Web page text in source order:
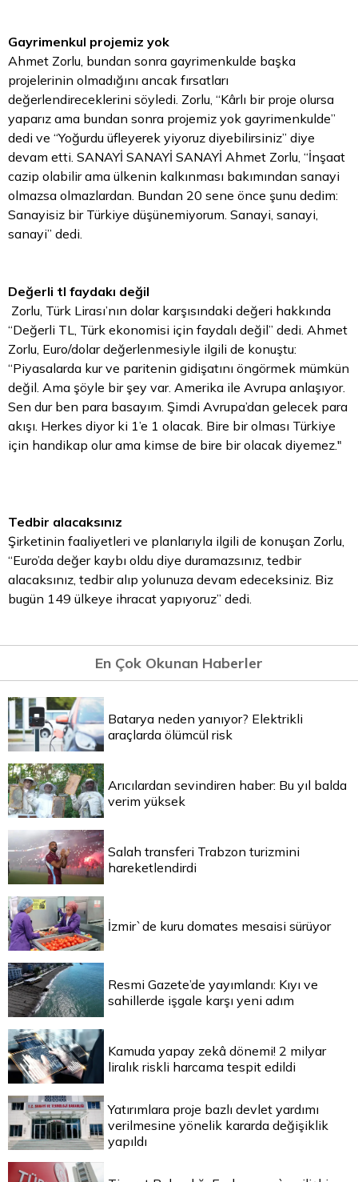
Gayrimenkul projemiz yok
Ahmet Zorlu, bundan sonra gayrimenkulde başka
projelerinin olmadığını ancak fırsatları
değerlendireceklerini söyledi. Zorlu, “Kârlı bir proje olursa
yaparız ama bundan sonra projemiz yok gayrimenkulde”
dedi ve “Yoğurdu üfleyerek yiyoruz diyebilirsiniz” diye
devam etti. SANAYİ SANAYİ SANAYİ Ahmet Zorlu, “İnşaat
cazip olabilir ama ülkenin kalkınması bakımından sanayi
olmazsa olmazlardan. Bundan 20 sene önce şunu dedim:
Sanayisiz bir Türkiye düşünemiyorum. Sanayi, sanayi,
sanayi” dedi.
Değerli tl faydakı değil
Zorlu, Türk Lirası’nın dolar karşısındaki değeri hakkında
“Değerli TL, Türk ekonomisi için faydalı değil” dedi. Ahmet
Zorlu, Euro/dolar değerlenmesiyle ilgili de konuştu:
“Piyasalarda kur ve paritenin gidişatını öngörmek mümkün
değil. Ama şöyle bir şey var. Amerika ile Avrupa anlaşıyor.
Sen dur ben para basayım. Şimdi Avrupa’dan gelecek para
akışı. Herkes diyor ki 1’e 1 olacak. Bire bir olması Türkiye
için handikap olur ama kimse de bire bir olacak diyemez."
Tedbir alacaksınız
Şirketinin faaliyetleri ve planlarıyla ilgili de konuşan Zorlu,
“Euro’da değer kaybı oldu diye duramazsınız, tedbir
alacaksınız, tedbir alıp yolunuza devam edeceksiniz. Biz
bugün 149 ülkeye ihracat yapıyoruz” dedi.
En Çok Okunan Haberler
Batarya neden yanıyor? Elektrikli
araçlarda ölümcül risk
Arıcılardan sevindiren haber: Bu yıl balda
verim yüksek
Salah transferi Trabzon turizmini
hareketlendirdi
İzmir`de kuru domates mesaisi sürüyor
Resmi Gazete’de yayımlandı: Kıyı ve
sahillerde işgale karşı yeni adım
Kamuda yapay zekâ dönemi! 2 milyar
liralık riskli harcama tespit edildi
Yatırımlara proje bazlı devlet yardımı
verilmesine yönelik kararda değişiklik
yapıldı